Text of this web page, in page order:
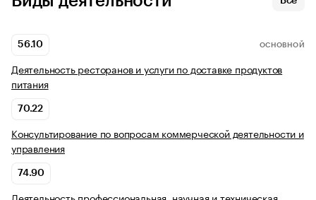
56.10 ОСНОВНОЙ
Деятельность ресторанов и услуги по доставке продуктов
питания
70.22
Консультирование по вопросам коммерческой деятельности и
управления
74.90